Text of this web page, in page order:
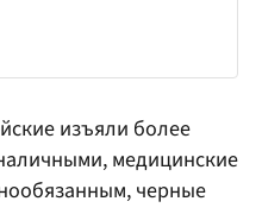
изъяли более
медицинские
черные